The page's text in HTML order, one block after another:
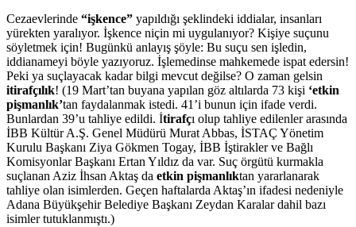
Cezaevlerinde “işkence” yapıldığı şeklindeki iddialar, insanları
yürekten yaralıyor. İşkence niçin mi uygulanıyor? Kişiye suçunu
söyletmek için! Bugünkü anlayış şöyle: Bu suçu sen işledin,
iddianameyi böyle yazıyoruz. İşlemedinse mahkemede ispat edersin!
Peki ya suçlayacak kadar bilgi mevcut değilse? O zaman gelsin
itirafçılık! (19 Mart’tan buyana yapılan göz altılarda 73 kişi ‘etkin
pişmanlık’tan faydalanmak istedi. 41’i bunun için ifade verdi.
Bunlardan 39’u tahliye edildi. İtirafçı olup tahliye edilenler arasında
İBB Kültür A.Ş. Genel Müdürü Murat Abbas, İSTAÇ Yönetim
Kurulu Başkanı Ziya Gökmen Togay, İBB İştirakler ve Bağlı
Komisyonlar Başkanı Ertan Yıldız da var. Suç örgütü kurmakla
suçlanan Aziz İhsan Aktaş da etkin pişmanlıktan yararlanarak
tahliye olan isimlerden. Geçen haftalarda Aktaş’ın ifadesi nedeniyle
Adana Büyükşehir Belediye Başkanı Zeydan Karalar dahil bazı
isimler tutuklanmıştı.)